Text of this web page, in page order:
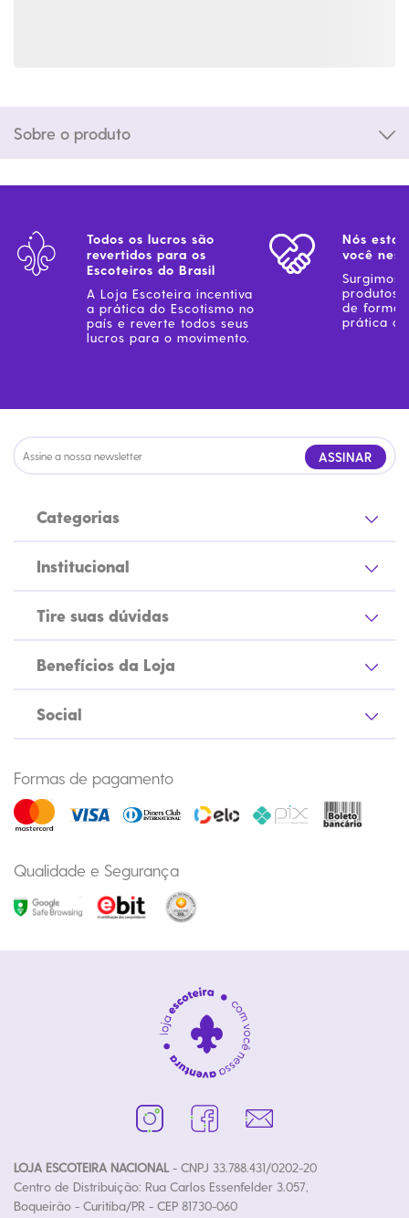
Sobre o produto
Todos os lucros são
revertidos para os
Escoteiros do Brasil
A Loja Escoteira incentiva
a prática do Escotismo no
país e reverte todos seus
lucros para o movimento.
Nós
você
Surgimos
produtos
de forma
prática
ASSINAR
Categorias
Institucional
Tire suas dúvidas
Benefícios da Loja
Social
Formas de pagamento
Qualidade e Segurança
LOJA ESCOTEIRA NACIONAL- CNPJ 33.788.431/0202-20
Centro de Distribuição: Rua Carlos Essenfelder 3.057,
Boqueirão - Curitiba/PR - CEP 81730-060